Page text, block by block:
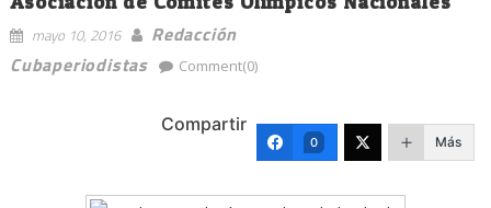
mayo 10, 2016
Redacción
Cubaperiodistas
Comment(0)
Compartir
0 Más